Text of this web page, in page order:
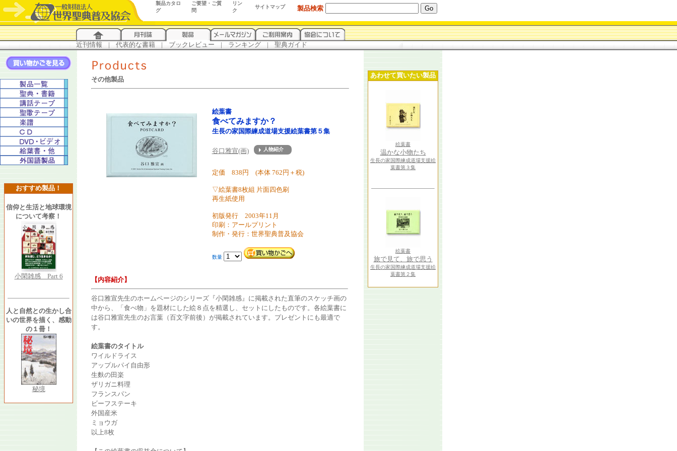
製品カタロ
グ
ご要望・ご質
問
リン
ク
サイトマップ 製品検索
近刊情報 | 代表的な書籍 | ブックレビュー | ランキング | 聖典ガイド
おすすめ製品！
信仰と生活と地球環境
について考察！
小閑雑感 Part 6
人と自然との生かし合
いの世界を描く、感動
の１冊！
秘境
その他製品
絵葉書
食べてみますか？
生長の家国際練成道場支援絵葉書第５集
谷口雅宣(画)
about
定価 838円 (本体 762円＋税)
▽絵葉書8枚組 片面四色刷
再生紙使用
初版発行 2003年11月
印刷：アールプリント
制作・発行：世界聖典普及協会
数量
【内容紹介】
谷口雅宣先生のホームページのシリーズ『小閑雑感』に掲載された直筆のスケッチ画の
中から、「食べ物」を題材にした絵８点を精選し、セットにしたものです。各絵葉書に
は谷口雅宣先生のお言葉（百文字前後）が掲載されています。プレゼントにも最適で
す。
絵葉書のタイトル
ワイルドライス
アップルパイ自由形
生麩の田楽
ザリガニ料理
フランスパン
ビーフステーキ
外国産米
ミョウガ
以上8枚
あわせて買いたい製品
絵葉書
温かな小物たち
生長の家国際練成道場支援絵
葉書第３集
絵葉書
旅で見て、旅で思う
生長の家国際練成道場支援絵
葉書第２集